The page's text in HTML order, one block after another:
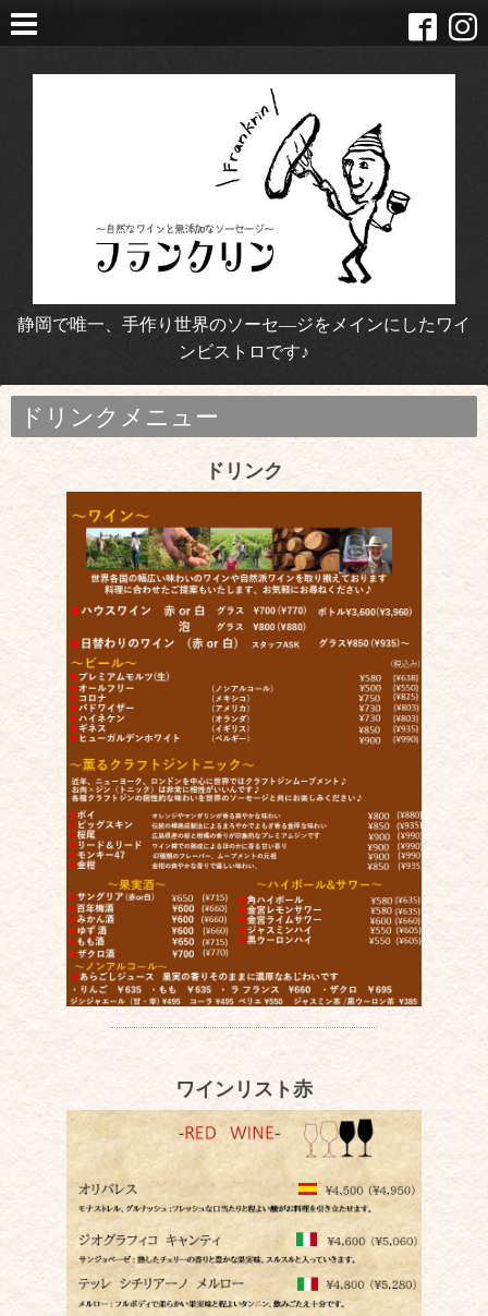
静岡で唯一、手作り世界のソーセ―ジをメインにしたワイ
ンビストロです♪
ドリンクメニュー
ドリンク
ワインリスト赤